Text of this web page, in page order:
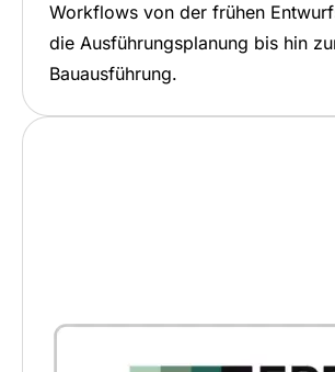
Workflows von der frühen
die Ausführungsplanung bis hin
Bauausführung.